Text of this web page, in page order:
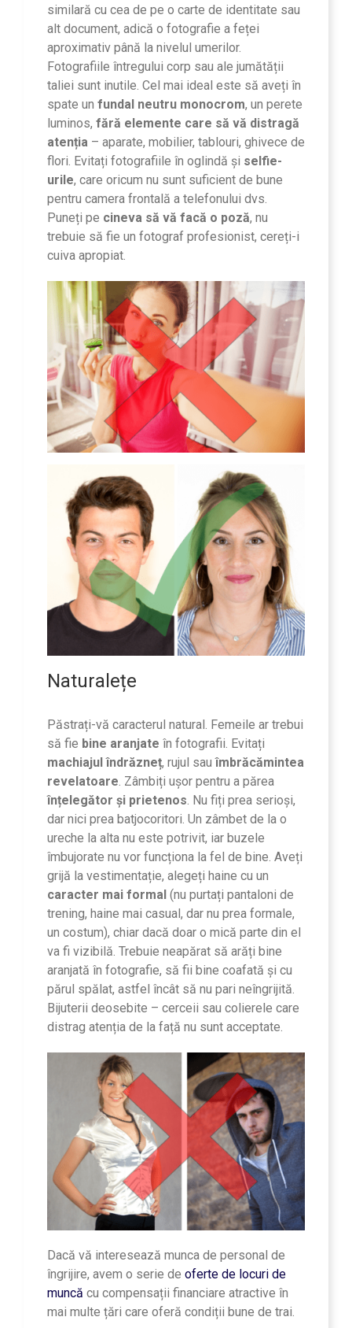
similară cu cea de pe o carte de identitate sau
alt document, adică o fotografie a feței
aproximativ până la nivelul umerilor.
Fotografiile întregului corp sau ale jumătății
taliei sunt inutile. Cel mai ideal este să aveți în
spate un fundal neutru monocrom, un perete
luminos, fără elemente care să vă distragă
atenția – aparate, mobilier, tablouri, ghivece de
flori. Evitați fotografiile în oglindă și selfie-
urile, care oricum nu sunt suficient de bune
pentru camera frontală a telefonului dvs.
Puneți pe cineva să vă facă o poză, nu
trebuie să fie un fotograf profesionist, cereți-i
cuiva apropiat.
Naturalețe
Păstrați-vă caracterul natural. Femeile ar trebui
să fie bine aranjate în fotografii. Evitați
machiajul îndrăzneț, rujul sauîmbrăcămintea
revelatoare. Zâmbiți ușor pentru a părea
înțelegător și prietenos. Nu fiți prea serioși,
dar nici prea batjocoritori. Un zâmbet de la o
ureche la alta nu este potrivit, iar buzele
îmbujorate nu vor funcționa la fel de bine. Aveți
grijă la vestimentație, alegeți haine cu un
caracter mai formal (nu purtați pantaloni de
trening, haine mai casual, dar nu prea formale,
un costum), chiar dacă doar o mică parte din el
va fi vizibilă. Trebuie neapărat să arăți bine
aranjată în fotografie, să fii bine coafată și cu
părul spălat, astfel încât să nu pari neîngrijită.
Bijuterii deosebite – cerceii sau colierele care
distrag atenția de la față nu sunt acceptate.
Dacă vă interesează munca de personal de
îngrijire, avem o serie de oferte de locuri de
muncă cu compensații financiare atractive în
mai multe țări care oferă condiții bune de trai.